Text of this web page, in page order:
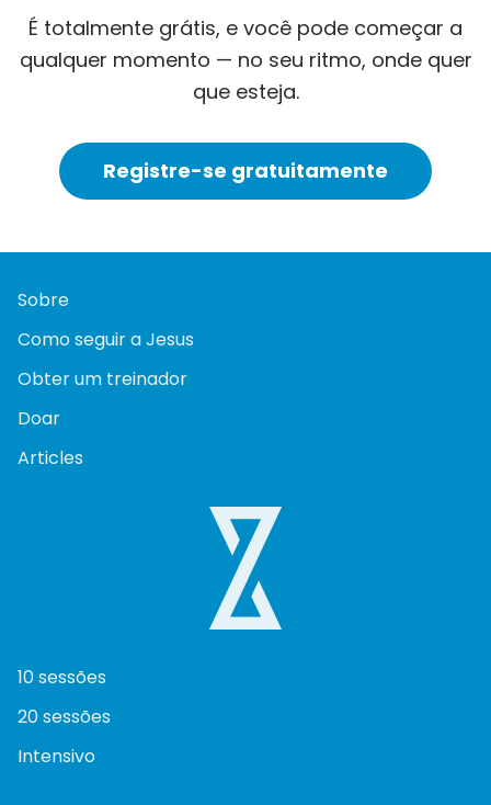
É totalmente grátis, e você pode começar a
qualquer momento — no seu ritmo, onde quer
que esteja.
Registre-se gratuitamente
Sobre
Como seguir a Jesus
Obter um treinador
Doar
Articles
10 sessões
20 sessões
Intensivo